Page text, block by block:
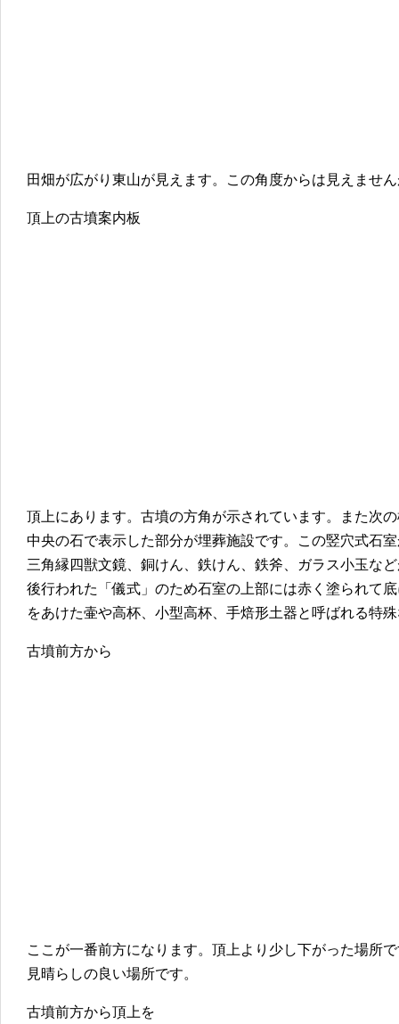
田畑が広がり東山が見えます。この角度からは見えませ
頂上の古墳案内板
頂上にあります。古墳の方角が示されています。また次
中央の石で表示した部分が埋葬施設です。この竪穴式石
三角縁四獣文鏡、銅けん、鉄けん、鉄斧、ガラス小玉な
後行われた「儀式」のため石室の上部には赤く塗られて
をあけた壷や高杯、小型高杯、手焙形土器と呼ばれる特
古墳前方から
ここが一番前方になります。頂上より少し下がった場所
見晴らしの良い場所です。
古墳前方から頂上を